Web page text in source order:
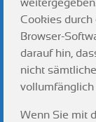
Cookies
Browser-
darauf hin,
nicht
vollumfänglich
Wenn Sie mit